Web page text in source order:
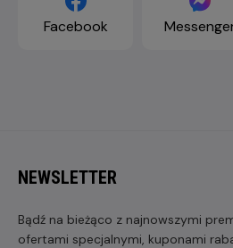
Facebook
NEWSLETTER
Bądź na bieżąco z najnowszymi
ofertami specjalnymi, kuponami